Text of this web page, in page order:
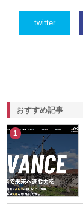
twitter
おすすめ記事
1